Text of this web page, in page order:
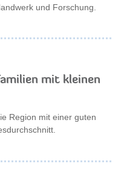
und Forschung.
mit kleinen
Region mit einer guten